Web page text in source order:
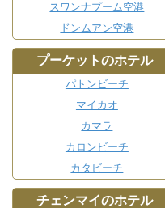
スワンナプーム空港
ドンムアン空港
プーケットのホテル
パトンビーチ
マイカオ
カマラ
カロンビーチ
カタビーチ
チェンマイのホテル